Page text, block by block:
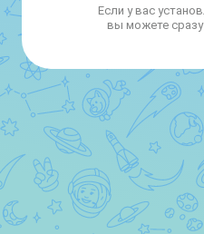
📌Во время
общественного
систем
Если у вас
вы можете